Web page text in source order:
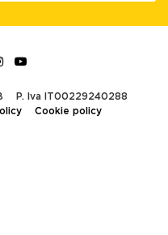
P. Iva IT00229240288
Cookie policy